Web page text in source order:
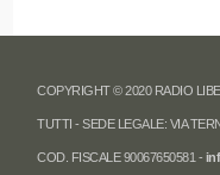
COPYRIGHT © 2020 RADIO
TUTTI - SEDE LEGALE: VIA
COD. FISCALE 90067650581 -